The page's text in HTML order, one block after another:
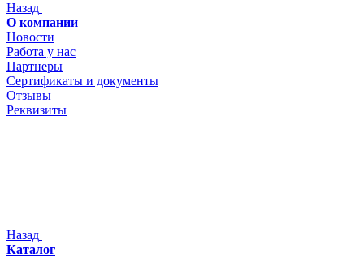
Назад
О компании
Новости
Работа у нас
Партнеры
Сертификаты и документы
Отзывы
Реквизиты
Назад
Каталог